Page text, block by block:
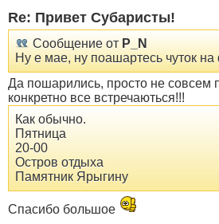
Re: Привет Субаристы!
Сообщение от P_N
Ну е мае, ну поашартесь чуток
Да пошарились, просто не совсем
конкретно все встречаються!!!
Как обычно.
Пятница
20-00
Остров отдыха
Памятник Ярыгину
Спасибо большое